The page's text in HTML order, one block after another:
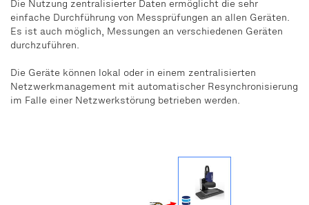
Die Nutzung zentralisierter Daten ermöglicht die sehr
einfache Durchführung von Messprüfungen an allen Geräten.
Es ist auch möglich, Messungen an verschiedenen Geräten
durchzuführen.
Die Geräte können lokal oder in einem zentralisierten
Netzwerkmanagement mit automatischer Resynchronisierung
im Falle einer Netzwerkstörung betrieben werden.